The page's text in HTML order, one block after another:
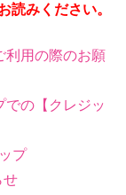
読みください。
利用の際のお願
での【クレジッ
プ
せ